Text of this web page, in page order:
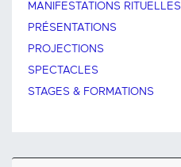
MANIFESTATIONS RITUELLES
PRÉSENTATIONS
PROJECTIONS
SPECTACLES
STAGES & FORMATIONS